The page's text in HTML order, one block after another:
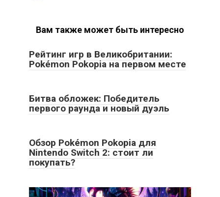
Вам также может быть интересно
Рейтинг игр в Великобритании:
Pokémon Pokopia на первом месте
Битва обложек: Победитель
первого раунда и новый дуэль
Обзор Pokémon Pokopia для
Nintendo Switch 2: стоит ли
покупать?